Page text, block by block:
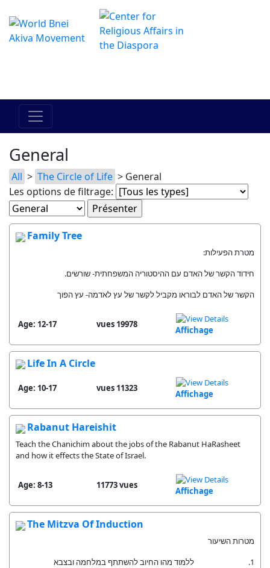
General
All > The Circle of Life > General
Les options de filtrage:
Family Tree
מטרת הפעילות:
חידוד הקשר של האדם עם ההיסטוריה המשפחתית- שורשים.
הקשר של האדם לבוראו מקביל לקשר של עץ לאדמה- עץ הפוך
Age: 12-17 19978 vues
Affichage
Life In A Circle
Age: 10-17 11323 vues
Affichage
Rabanut Hareishit
Teach the Chanichim about the jobs of the Rabanut HaRasheet
and how it effects the State of Israel.
Age: 8-13 11773 vues
Affichage
The Mitzva Of Induction
מטרות השיעור
1. ללמוד מהו החיוב להשתתף במלחמה ובצבא